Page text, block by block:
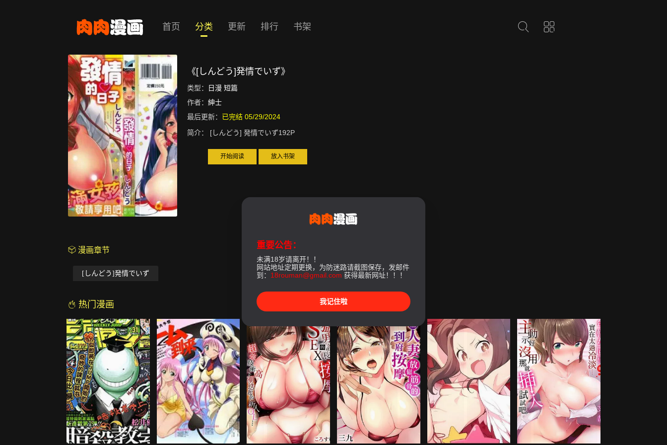
首页 分类 更新 排行 书架
《[しんどう]発情でいず》
类型： 日漫 短篇
作者： 紳士
最后更新： 已完结 05/29/2024
简介：
[しんどう] 発情でいず192P
开始阅读 放入书架
漫画章节
[しんどう]発情でいず
热门漫画
重要公告：
未满18岁请离开！！
网站地址定期更换，为防迷路请截图保存，发邮件
到： 18rouman@gmail.com 获得最新网址！！！
我记住啦